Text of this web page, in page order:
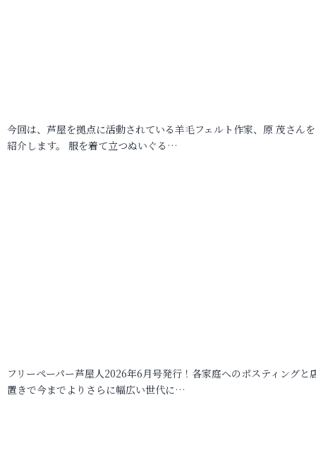
今回は、芦屋を拠点に活動されている羊毛フェルト作家、原 茂さん
紹介します。 服を着て立つぬいぐる…
フリーペーパー芦屋人2026年6月号発行！各家庭へのポスティングと
置きで今までよりさらに幅広い世代に…